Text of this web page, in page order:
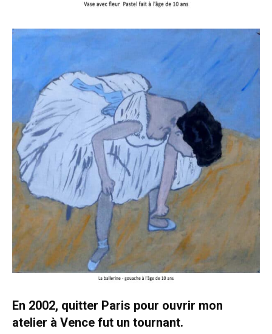
En 2002, quitter Paris pour ouvrir mon
atelier à Vence fut un tournant.